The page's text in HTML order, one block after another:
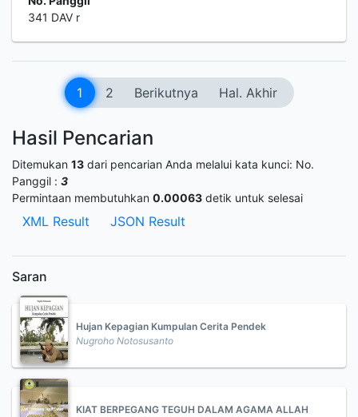
341 DAV r
1 2 Berikutnya Hal. Akhir
Hasil Pencarian
Ditemukan 13 dari pencarian Anda melalui kata kunci: No.
Panggil : 3
Permintaan membutuhkan 0.00063 detik untuk selesai
XML Result JSON Result
Saran
Hujan Kepagian Kumpulan Cerita Pendek
Nugroho Notosusanto
KIAT BERPEGANG TEGUH DALAM AGAMA ALLAH